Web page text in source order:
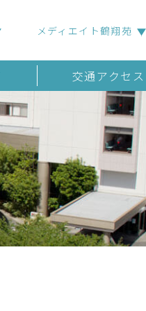
メディエイト鶴翔苑
交通アクセス